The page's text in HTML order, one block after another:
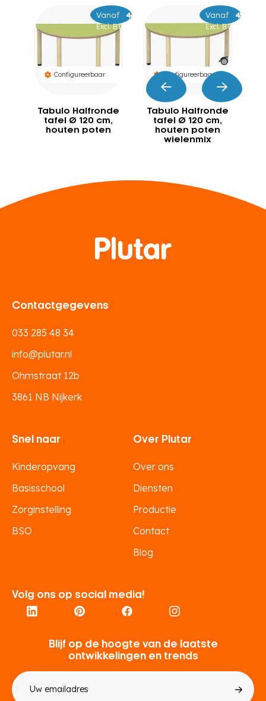
Configureerbaar
Tabulo Halfronde
tafel Ø 120 cm,
houten poten
Vanaf 449
489
Excl. BTW
Configureerbaar
Tabulo Halfronde
tafel Ø 120 cm,
houten poten
wielenmix
Vanaf 479529
Excl. BTW
Volg ons op social media!
Contactgegevens
033 285 48 34
info@plutar.nl
Ohmstraat 12b
3861 NB Nijkerk
Snel naar
Kinderopvang
Basisschool
Zorginstelling
BSO
Over Plutar
Over ons
Diensten
Productie
Contact
Blog
Blijf op de hoogte van de laatste
ontwikkelingen en trends
mailadres